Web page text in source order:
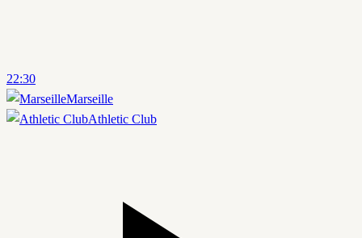
22:30
Marseille
Athletic Club